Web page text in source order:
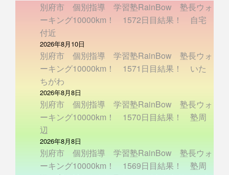
別府市 個別指導 学習塾RainBow 塾長ウォ
ーキング10000km！ 1572日目結果！ 自宅
付近
2026年8月10日
別府市 個別指導 学習塾RainBow 塾長ウォ
ーキング10000km！ 1571日目結果！ いた
ちがわ
2026年8月8日
別府市 個別指導 学習塾RainBow 塾長ウォ
ーキング10000km！ 1570日目結果！ 塾周
辺
2026年8月8日
別府市 個別指導 学習塾RainBow 塾長ウォ
ーキング10000km！ 1569日目結果！ 塾周